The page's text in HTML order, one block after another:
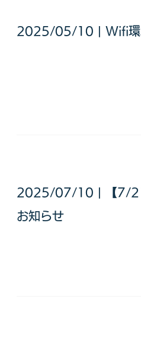
2025/05/10 | Wifi環
2025/07/10 | 【7/21
お知らせ